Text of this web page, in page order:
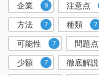
企業 9 注意点
方法 7 種類 7
可能性 7 問題点
少額 7 徹底解説